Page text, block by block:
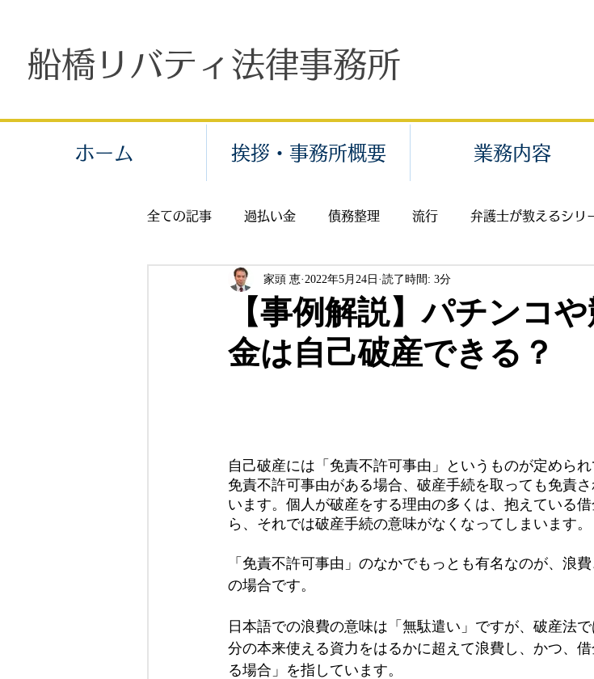
船橋リバティ法律事務所
ホーム 挨拶・事務所概要 業務内容
全ての記事 過払い金 債務整理 流行 弁護士が教えるシリ
労働問題 残業代請求・給料未払
示談 保険金 返還請求 費用 離婚
【事例解説】パチンコ
金は自己破産できる？
家頭 恵 2022年5月24日 読了時間: 3分
自己破産には「免責不許可事由」というものが定めら
免責不許可事由がある場合、破産手続を取っても免責
います。個人が破産をする理由の多くは、抱えている
ら、それでは破産手続の意味がなくなってしまいます。
「免責不許可事由」のなかでもっとも有名なのが、浪
の場合です。
日本語での浪費の意味は「無駄遣い」ですが、破産法
分の本来使える資力をはるかに超えて浪費し、かつ、
る場合」を指しています。